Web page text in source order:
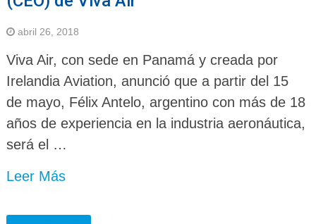
abril 26, 2018
Viva Air, con sede en Panamá y creada por
Irelandia Aviation, anunció que a partir del 15
de mayo, Félix Antelo, argentino con más de 18
años de experiencia en la industria aeronáutica,
será el …
Leer Más